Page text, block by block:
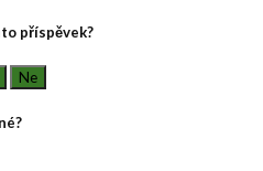
příspěvek?
Ne